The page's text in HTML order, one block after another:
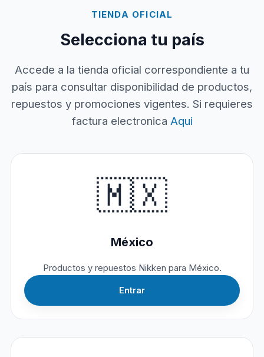
TIENDA OFICIAL
Selecciona tu país
Accede a la tienda oficial correspondiente a tu
país para consultar disponibilidad de productos,
repuestos y promociones vigentes. Si requieres
factura electronica Aqui
🇲🇽
México
Productos y repuestos Nikken para México.
Entrar